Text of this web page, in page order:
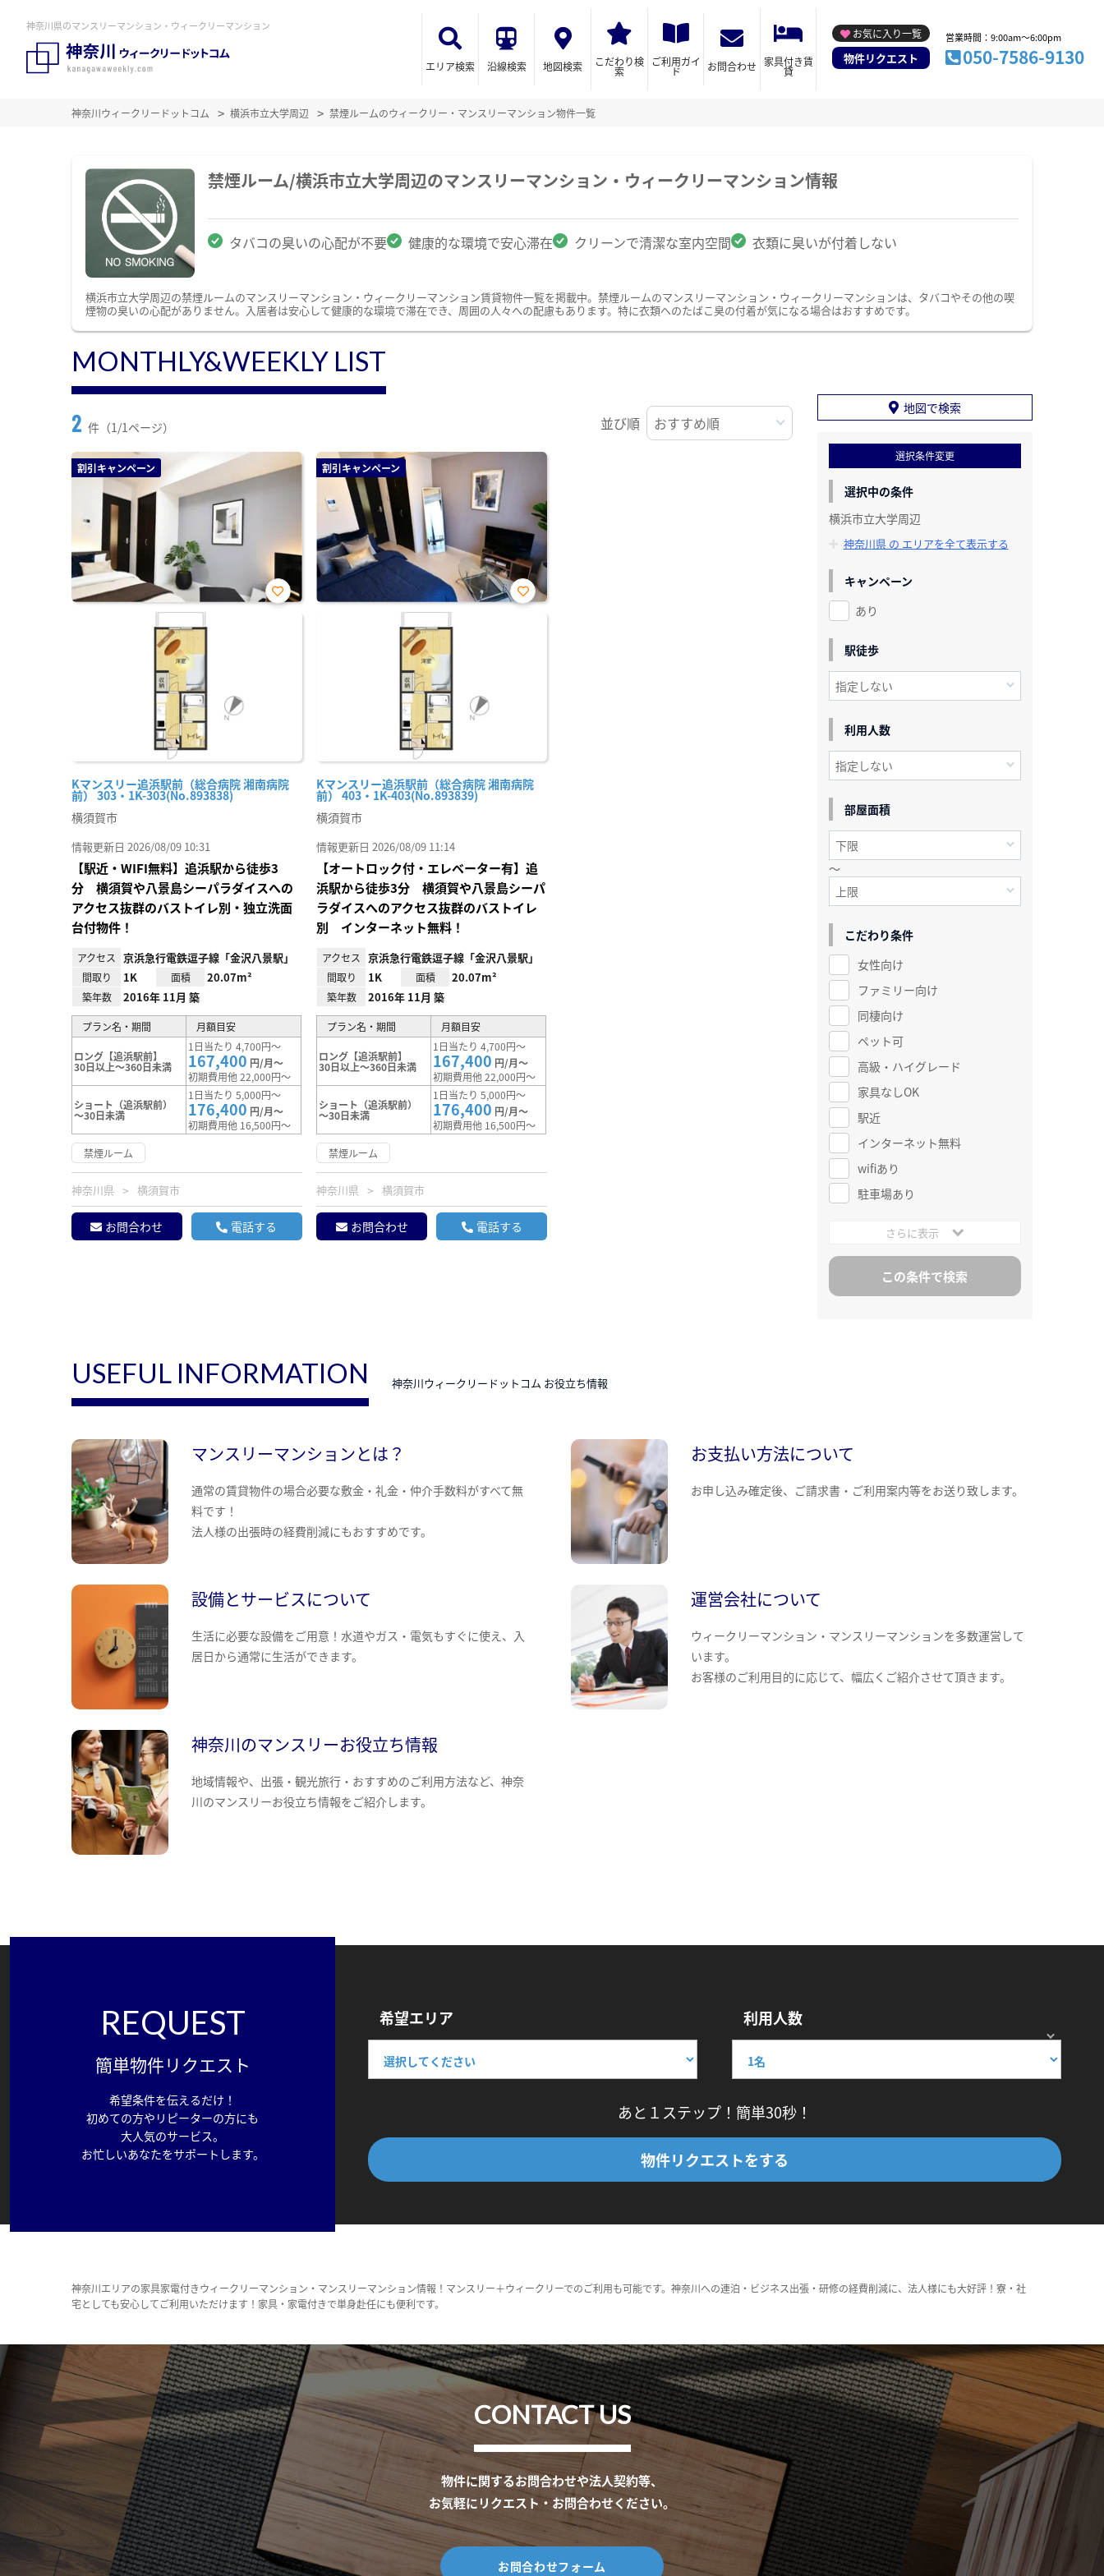
神奈川県のマンスリーマンション・ウィークリーマンション
エリア検索 沿線検索 地図検索 こだわり検
索
ご利用ガイ
ド お問合わせ 家具付き賃
貸
お気に入り一覧
物件リクエスト
営業時間：9:00am～6:00pm
050-7586-9130
神奈川ウィークリードットコム 横浜市立大学周辺 禁煙ルームのウィークリー・マンスリーマンション物件一覧
禁煙ルーム/横浜市立大学周辺のマンスリーマンション・ウィークリーマンション情報
タバコの臭いの心配が不要 健康的な環境で安心滞在 クリーンで清潔な室内空間 衣類に臭いが付着しない
横浜市立大学周辺の禁煙ルームのマンスリーマンション・ウィークリーマンション賃貸物件一覧を掲載中。禁煙ルームのマンスリーマンション・ウィークリーマンションは、タバコやその他の喫
煙物の臭いの心配がありません。入居者は安心して健康的な環境で滞在でき、周囲の人々への配慮もあります。特に衣類へのたばこ臭の付着が気になる場合はおすすめです。
MONTHLY&WEEKLY LIST
2 件（1/1ページ） 並び順
割引キャンペーン
Kマンスリー追浜駅前（総合病院 湘南病院
前） 303・1K-303(No.893838)
お気
横須賀市
情報更新日 2026/08/09 10:31
【駅近・WIFI無料】追浜駅から徒歩3
分 横須賀や八景島シーパラダイスへの
アクセス抜群のバストイレ別・独立洗面
台付物件！
アクセス 京浜急行電鉄逗子線「金沢八景駅」
間取り 1K 面積 20.07m²
築年数 2016年 11月 築
プラン名・期間 月額目安
ロング【追浜駅前】
30日以上～360日未満
1日当たり 4,700円～
167,400 円/月～
初期費用他 22,000円～
ショート（追浜駅前）
～30日未満
1日当たり 5,000円～
176,400 円/月～
初期費用他 16,500円～
禁煙ルーム
神奈川県 横須賀市
お問合わせ 電話する
割引キャンペーン
Kマンスリー追浜駅前（総合病院 湘南病院
前） 403・1K-403(No.893839)
お気
横須賀市
情報更新日 2026/08/09 11:14
【オートロック付・エレベーター有】追
浜駅から徒歩3分 横須賀や八景島シーパ
ラダイスへのアクセス抜群のバストイレ
別 インターネット無料！
アクセス 京浜急行電鉄逗子線「金沢八景駅」
間取り 1K 面積 20.07m²
築年数 2016年 11月 築
プラン名・期間 月額目安
ロング【追浜駅前】
30日以上～360日未満
1日当たり 4,700円～
167,400 円/月～
初期費用他 22,000円～
ショート（追浜駅前）
～30日未満
1日当たり 5,000円～
176,400 円/月～
初期費用他 16,500円～
禁煙ルーム
神奈川県 横須賀市
お問合わせ 電話する
地図で検索
選択条件変更
選択中の条件
横浜市立大学周辺
神奈川県 の エリアを全て表示する
キャンペーン
あり
駅徒歩
利用人数
部屋面積
～
こだわり条件
女性向け
ファミリー向け
同棲向け
ペット可
高級・ハイグレード
家具なしOK
駅近
インターネット無料
wifiあり
駐車場あり
さらに表示
USEFUL INFORMATION 神奈川ウィークリードットコム お役立ち情報
マンスリーマンションとは？
通常の賃貸物件の場合必要な敷金・礼金・仲介手数料がすべて無
料です！
法人様の出張時の経費削減にもおすすめです。
お支払い方法について
お申し込み確定後、ご請求書・ご利用案内等をお送り致します。
設備とサービスについて
生活に必要な設備をご用意！水道やガス・電気もすぐに使え、入
居日から通常に生活ができます。
運営会社について
ウィークリーマンション・マンスリーマンションを多数運営して
います。
お客様のご利用目的に応じて、幅広くご紹介させて頂きます。
神奈川のマンスリーお役立ち情報
地域情報や、出張・観光旅行・おすすめのご利用方法など、神奈
川のマンスリーお役立ち情報をご紹介します。
REQUEST
簡単物件リクエスト
希望条件を伝えるだけ！
初めての方やリピーターの方にも
大人気のサービス。
お忙しいあなたをサポートします。
希望エリア 利用人数
あと１ステップ！簡単30秒！
物件リクエストをする
神奈川エリアの家具家電付きウィークリーマンション・マンスリーマンション情報！マンスリー＋ウィークリーでのご利用も可能です。神奈川への連泊・ビジネス出張・研修の経費削減に、法人様にも大好評！寮・社
宅としても安心してご利用いただけます！家具・家電付きで単身赴任にも便利です。
CONTACT US
物件に関するお問合わせや法人契約等、
お気軽にリクエスト・お問合わせください。
お問合わせフォーム